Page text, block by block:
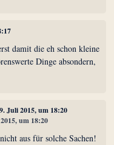
damit die eh schon kleine
Dinge absondern,
Juli 2015, um 18:20
um 18:20
aus für solche Sachen!